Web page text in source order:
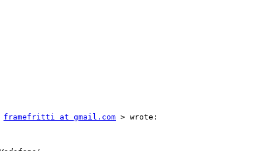
framefritti at gmail.com > wrote: